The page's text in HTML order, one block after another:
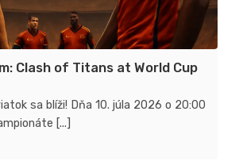
Clash of Titans at World Cup
sa blíži! Dňa 10. júla 2026 o 20:00
[...]